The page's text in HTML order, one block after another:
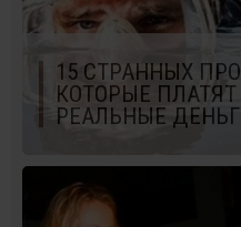
15 СТРАННЫХ
КОТОРЫЕ
РЕАЛЬНЫЕ